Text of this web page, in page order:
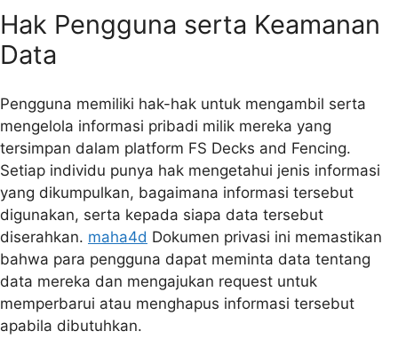
Hak Pengguna serta Keamanan
Data
Pengguna memiliki hak-hak untuk mengambil serta
mengelola informasi pribadi milik mereka yang
tersimpan dalam platform FS Decks and Fencing.
Setiap individu punya hak mengetahui jenis informasi
yang dikumpulkan, bagaimana informasi tersebut
digunakan, serta kepada siapa data tersebut
diserahkan. maha4d Dokumen privasi ini memastikan
bahwa para pengguna dapat meminta data tentang
data mereka dan mengajukan request untuk
memperbarui atau menghapus informasi tersebut
apabila dibutuhkan.